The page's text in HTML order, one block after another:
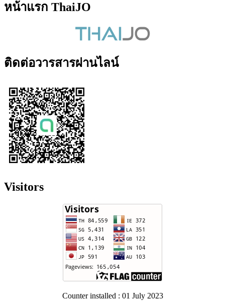
หน้าแรก ThaiJO
ติดต่อวารสารผ่านไลน์
Visitors
Counter installed : 01 July 2023